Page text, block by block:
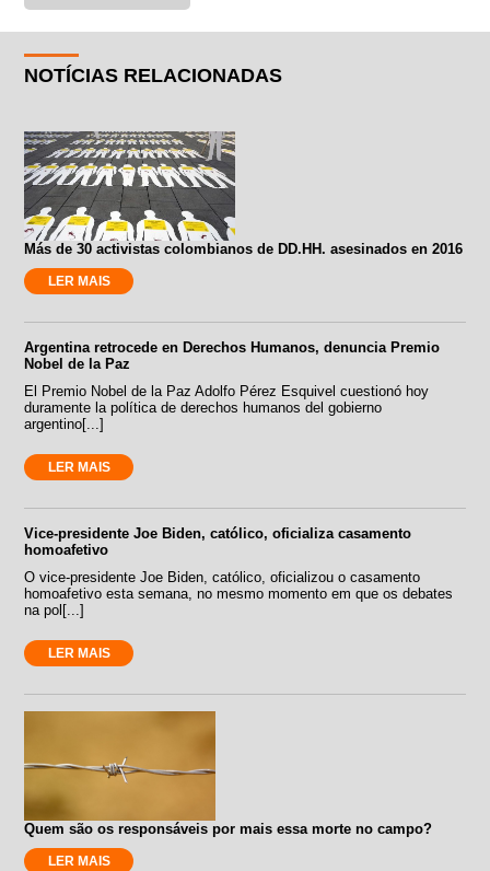
NOTÍCIAS RELACIONADAS
Más de 30 activistas colombianos de DD.HH. asesinados en 2016
LER MAIS
Argentina retrocede en Derechos Humanos, denuncia Premio
Nobel de la Paz
El Premio Nobel de la Paz Adolfo Pérez Esquivel cuestionó hoy
duramente la política de derechos humanos del gobierno
argentino[...]
LER MAIS
Vice-presidente Joe Biden, católico, oficializa casamento
homoafetivo
O vice-presidente Joe Biden, católico, oficializou o casamento
homoafetivo esta semana, no mesmo momento em que os debates
na pol[...]
LER MAIS
Quem são os responsáveis por mais essa morte no campo?
LER MAIS